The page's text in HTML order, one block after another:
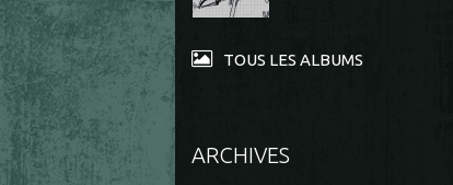
TOUS LES ALBUMS
ARCHIVES